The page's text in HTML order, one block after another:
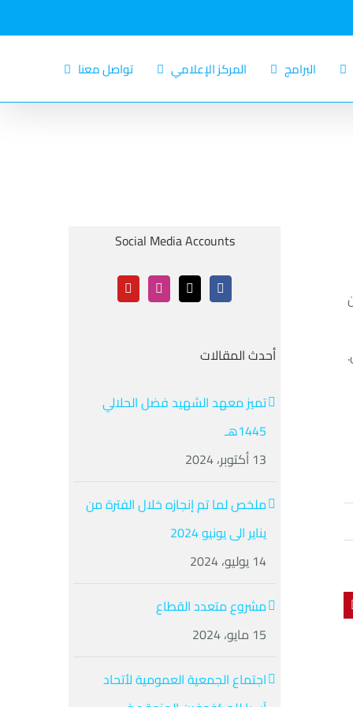
البرامج المركز الإعلامي تواصل معنا
(فن
Social Media Accounts
أحدث المقالات
تميز معهد الشهيد فضل الحلالي
1445هـ
13 أكتوبر، 2024
ملخص لما تم إنجازه خلال الفترة من
يناير الى يونيو 2024
14 يوليو، 2024
مشروع متعدد القطاع
15 مايو، 2024
اجتماع الجمعية العمومية لأتحاد